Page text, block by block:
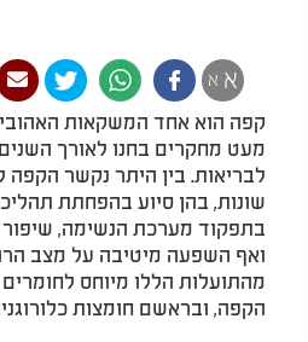
א א
קפה הוא אחד המשקאות
מעט מחקרים בחנו לאורך
לבריאות. בין היתר נקשר הקפה
שונות, בהן סיוע בהפחתת
בתפקוד מערכת הנשימה, שיפור
ואף השפעה מיטיבה על מצב
מהתועלות הללו מיוחס
הקפה, ובראשם חומצות